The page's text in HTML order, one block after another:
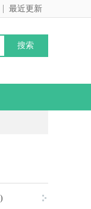
最近更新